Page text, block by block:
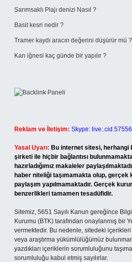
Sarımsaklı Plajı denizi Nasıl ?
Basit kesri nedir ?
Tramer kaydı aracın değerini düşürür mü ?
Kan iğnesi kaç günde bir yapılır ?
Reklam ve İletişim: Skype:
Yasal Uyarı: Bu internet sitesi, herhangi
şirketi ile hiçbir bağlantısı
hazırladığımız makaleler
haber niteliği taşımamakta olup, gerçek
paylaşım yapılmamaktadır. Gerçek
benzerlikleri tamamen tesadüfidir.
Sitemiz, 5651 Sayılı Kanun gereğince
Kurumu (BTK) tarafından onaylanmış bir
vermektedir. Bu nedenle, sitedeki
veya araştırma yükümlülüğümüz
yazdıkları içeriklerin sorumluluğunu
sorumluluğu kabul etmiş sayılırlar.